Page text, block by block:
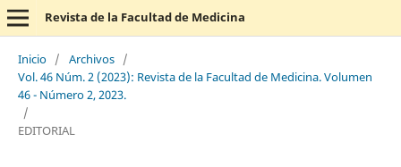
Revista de la Facultad de Medicina
Inicio / Archivos /
Vol. 46 Núm. 2 (2023): Revista de la Facultad de Medicina. Volumen
46 - Número 2, 2023.
/
EDITORIAL